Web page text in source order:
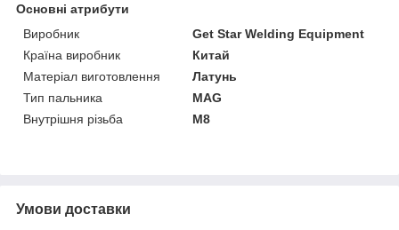
Основні атрибути
Виробник
Get Star Welding Equipment
Країна виробник
Китай
Матеріал виготовлення
Латунь
Тип пальника
MAG
Внутрішня різьба
M8
Умови доставки